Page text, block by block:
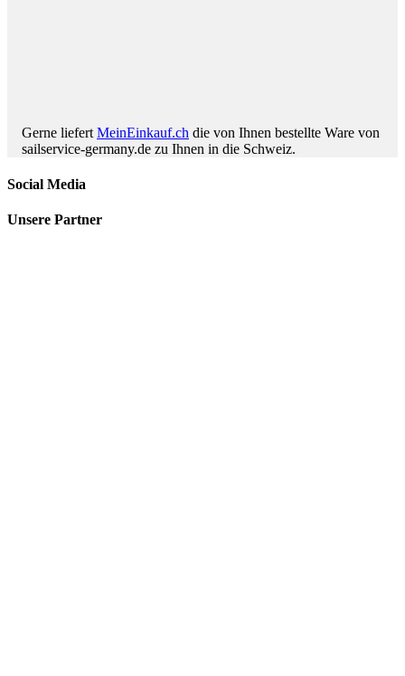
Gerne liefert MeinEinkauf.ch die von Ihnen bestellte Ware von
sailservice-germany.de zu Ihnen in die Schweiz.
Social Media
Unsere Partner